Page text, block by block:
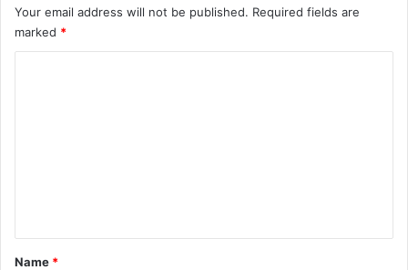
Your email address will not be published. Required fields are
marked *
*
Name *